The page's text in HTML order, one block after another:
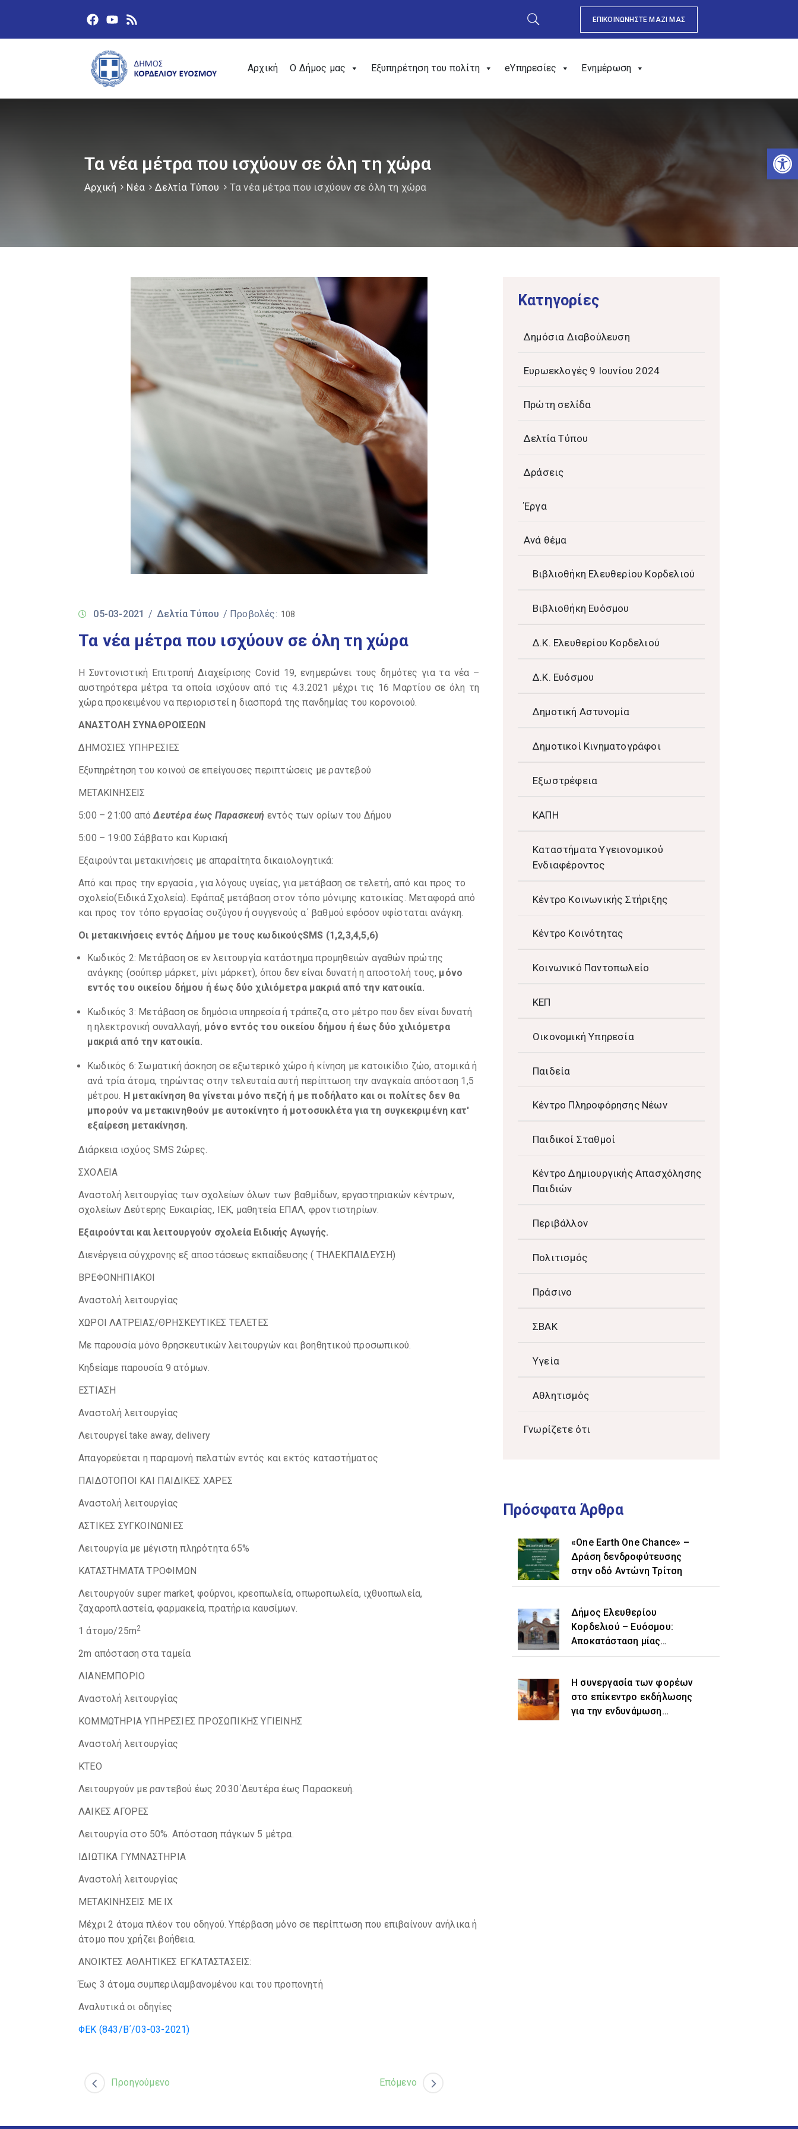
ΕΠΙΚΟΙΝΩΝΗΣΤΕ ΜΑΖΙ ΜΑΣ
Αρχική Ο Δήμος μας Εξυπηρέτηση του πολίτη eΥπηρεσίες Ενημέρωση
Τα νέα μέτρα που ισχύουν σε όλη τη χώρα
Αρχική Νέα Δελτία Τύπου Τα νέα μέτρα που ισχύουν σε όλη τη χώρα
05-03-2021 / Δελτία Τύπου / Προβολές: 108
Τα νέα μέτρα που ισχύουν σε όλη τη χώρα
Η Συντονιστική Επιτροπή Διαχείρισης Covid 19, ενημερώνει τους δημότες για τα νέα –
αυστηρότερα μέτρα τα οποία ισχύουν από τις 4.3.2021 μέχρι τις 16 Μαρτίου σε όλη τη
χώρα προκειμένου να περιοριστεί η διασπορά της πανδημίας του κορονοιού.
ΑΝΑΣΤΟΛΗ ΣΥΝΑΘΡΟΙΣΕΩΝ
ΔΗΜΟΣΙΕΣ ΥΠΗΡΕΣΙΕΣ
Εξυπηρέτηση του κοινού σε επείγουσες περιπτώσεις με ραντεβού
ΜΕΤΑΚΙΝΗΣΕΙΣ
5:00 – 21:00 απόΔευτέρα έως Παρασκευή εντός των ορίων του Δήμου
5:00 – 19:00 Σάββατο και Κυριακή
Εξαιρούνται μετακινήσεις με απαραίτητα δικαιολογητικά:
Από και προς την εργασία , για λόγους υγείας, για μετάβαση σε τελετή, από και προς το
σχολείο(Ειδικά Σχολεία). Εφάπαξ μετάβαση στον τόπο μόνιμης κατοικίας. Μεταφορά από
και προς τον τόπο εργασίας συζύγου ή συγγενούς α΄ βαθμού εφόσον υφίσταται ανάγκη.
Οι μετακινήσεις εντός Δήμου με τους κωδικούςSMS (1,2,3,4,5,6)
Κωδικός 2: Μετάβαση σε εν λειτουργία κατάστημα προμηθειών αγαθών πρώτης
ανάγκης (σούπερ μάρκετ, μίνι μάρκετ), όπου δεν είναι δυνατή η αποστολή τους, μόνο
εντός του οικείου δήμου ή έως δύο χιλιόμετρα μακριά από την κατοικία.
Κωδικός 3: Μετάβαση σε δημόσια υπηρεσία ή τράπεζα, στο μέτρο που δεν είναι δυνατή
η ηλεκτρονική συναλλαγή, μόνο εντός του οικείου δήμου ή έως δύο χιλιόμετρα
μακριά από την κατοικία.
Κωδικός 6: Σωματική άσκηση σε εξωτερικό χώρο ή κίνηση με κατοικίδιο ζώο, ατομικά ή
ανά τρία άτομα, τηρώντας στην τελευταία αυτή περίπτωση την αναγκαία απόσταση 1,5
μέτρου. Η μετακίνηση θα γίνεται μόνο πεζή ή με ποδήλατο και οι πολίτες δεν θα
μπορούν να μετακινηθούν με αυτοκίνητο ή μοτοσυκλέτα για τη συγκεκριμένη κατ'
εξαίρεση μετακίνηση.
Διάρκεια ισχύος SMS 2ώρες.
ΣΧΟΛΕΙΑ
Αναστολή λειτουργίας των σχολείων όλων των βαθμίδων, εργαστηριακών κέντρων,
σχολείων Δεύτερης Ευκαιρίας, ΙΕΚ, μαθητεία ΕΠΑΛ, φροντιστηρίων.
Εξαιρούνται και λειτουργούν σχολεία Ειδικής Αγωγής.
Διενέργεια σύγχρονης εξ αποστάσεως εκπαίδευσης ( ΤΗΛΕΚΠΑΙΔΕΥΣΗ)
ΒΡΕΦΟΝΗΠΙΑΚΟΙ
Αναστολή λειτουργίας
ΧΩΡΟΙ ΛΑΤΡΕΙΑΣ/ΘΡΗΣΚΕΥΤΙΚΕΣ ΤΕΛΕΤΕΣ
Με παρουσία μόνο θρησκευτικών λειτουργών και βοηθητικού προσωπικού.
Κηδείαμε παρουσία 9 ατόμων.
ΕΣΤΙΑΣΗ
Αναστολή λειτουργίας
Λειτουργεί take away, delivery
Απαγορεύεται η παραμονή πελατών εντός και εκτός καταστήματος
ΠΑΙΔΟΤΟΠΟΙ ΚΑΙ ΠΑΙΔΙΚΕΣ ΧΑΡΕΣ
Αναστολή λειτουργίας
ΑΣΤΙΚΕΣ ΣΥΓΚΟΙΝΩΝΙΕΣ
Λειτουργία με μέγιστη πληρότητα 65%
ΚΑΤΑΣΤΗΜΑΤΑ ΤΡΟΦΙΜΩΝ
Λειτουργούν super market, φούρνοι, κρεοπωλεία, οπωροπωλεία, ιχθυοπωλεία,
ζαχαροπλαστεία, φαρμακεία, πρατήρια καυσίμων.
1 άτομο/25m2
2m απόσταση στα ταμεία
ΛΙΑΝΕΜΠΟΡΙΟ
Αναστολή λειτουργίας
ΚΟΜΜΩΤΗΡΙΑ ΥΠΗΡΕΣΙΕΣ ΠΡΟΣΩΠΙΚΗΣ ΥΓΙΕΙΝΗΣ
Αναστολή λειτουργίας
ΚΤΕΟ
Λειτουργούν με ραντεβού έως 20:30΄Δευτέρα έως Παρασκευή.
ΛΑΙΚΕΣ ΑΓΟΡΕΣ
Λειτουργία στο 50%. Απόσταση πάγκων 5 μέτρα.
ΙΔΙΩΤΙΚΑ ΓΥΜΝΑΣΤΗΡΙΑ
Αναστολή λειτουργίας
ΜΕΤΑΚΙΝΗΣΕΙΣ ΜΕ ΙΧ
Μέχρι 2 άτομα πλέον του οδηγού. Υπέρβαση μόνο σε περίπτωση που επιβαίνουν ανήλικα ή
άτομο που χρήζει βοήθεια.
ΑΝΟΙΚΤΕΣ ΑΘΛΗΤΙΚΕΣ ΕΓΚΑΤΑΣΤΑΣΕΙΣ:
Έως 3 άτομα συμπεριλαμβανομένου και του προπονητή
Αναλυτικά οι οδηγίες
ΦΕΚ (843/Β΄/03-03-2021)
Προηγούμενο Επόμενο
Kατηγορίες
Δημόσια Διαβούλευση
Ευρωεκλογές 9 Ιουνίου 2024
Πρώτη σελίδα
Δελτία Τύπου
Δράσεις
Έργα
Ανά θέμα
Βιβλιοθήκη Ελευθερίου Κορδελιού
Βιβλιοθήκη Ευόσμου
Δ.Κ. Ελευθερίου Κορδελιού
Δ.Κ. Ευόσμου
Δημοτική Αστυνομία
Δημοτικοί Κινηματογράφοι
Εξωστρέφεια
ΚΑΠΗ
Καταστήματα Υγειονομικού
Ενδιαφέροντος
Κέντρο Κοινωνικής Στήριξης
Κέντρο Κοινότητας
Κοινωνικό Παντοπωλείο
ΚΕΠ
Οικονομική Υπηρεσία
Παιδεία
Κέντρο Πληροφόρησης Νέων
Παιδικοί Σταθμοί
Κέντρο Δημιουργικής Απασχόλησης
Παιδιών
Περιβάλλον
Πολιτισμός
Πράσινο
ΣΒΑΚ
Υγεία
Αθλητισμός
Γνωρίζετε ότι
Πρόσφατα Άρθρα
«One Earth One Chance» –
Δράση δενδροφύτευσης
στην οδό Αντώνη Τρίτση
Δήμος Ελευθερίου
Κορδελιού – Ευόσμου:
Αποκατάσταση μίας
ιστορικής αδικίας η
«Ελευθέριο» στην
ονομασία του δήμου
Η συνεργασία των φορέων
στο επίκεντρο εκδήλωσης
για την ενδυνάμωση